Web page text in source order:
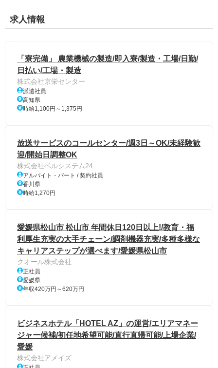
求人情報
「寮完備」 農業機械の製造/即入寮/製造・工場/日勤/
日払い/工場・製造
株式会社京栄センター
派遣社員
高知県
時給1,100円～1,375円
放送サービスのコールセンター/週3日～OK/未経験歓
迎/開始日調整OK
株式会社ベルシステム24
アルバイト・パート / 契約社員
香川県
時給1,270円
愛媛県松山市 松山市 年間休日120日以上!/教育・福
利厚生充実の大手チェーン/調剤機器充実/多種多様な
キャリアステップが選べます/愛媛県松山市
クオール株式会社
正社員
愛媛県
年収420万円～620万円
ビジネスホテル「HOTEL AZ」の運営/エリアマネー
ジャー候補/初任地希望可能/直行直帰可能/上場企業/
愛媛
株式会社アメイズ